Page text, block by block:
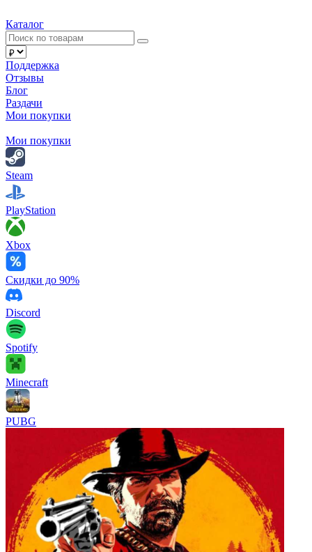
Каталог
Поддержка
Отзывы
Блог
Раздачи
Мои покупки
Мои покупки
Steam
PlayStation
Xbox
Скидки до 90%
Discord
Spotify
Minecraft
PUBG